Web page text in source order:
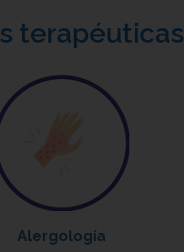
terapéuticas
Alergología